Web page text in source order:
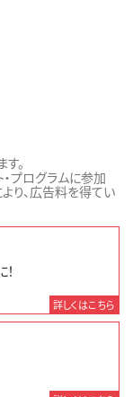
。
プログラムに参加
り、広告料を得てい
詳しくはこちら